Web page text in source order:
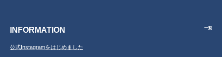
INFORMATION 一覧
公式Instagramをはじめました